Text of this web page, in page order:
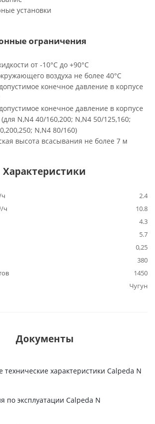
установки
ограничения
от -10°C до +90°C
воздуха не более 40°C
конечное давление в корпусе
конечное давление в корпусе
N,N4 40/160,200; N,N4 50/125,160;
N,N4 80/160)
высота всасывания не более 7 м
Характеристики
2.4
ч
10.8
4.3
5.7
0,25
380
1450
Чугун
Документы
технические характеристики Calpeda N
по эксплуатации Calpeda N